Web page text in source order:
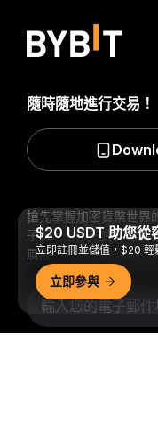
搶先掌握加密貨幣世界
子報。 全部形式的投資
風險。此類活動可能不
隨時隨地進行交易！
$20 USDT 助您從
立即註冊並儲值，$20 輕
立即參與